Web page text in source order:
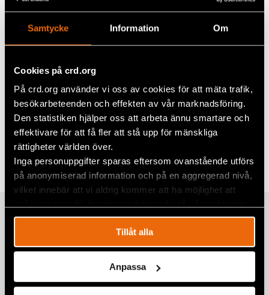
Samtycke Information Om
Cookies på crd.org
På crd.org använder vi oss av cookies för att mäta trafik,
besökarbeteenden och effekten av vår marknadsföring.
Den statistiken hjälper oss att arbeta ännu smartare och
effektivare för att få fler att stå upp för mänskliga
rättigheter världen över.
Inga personuppgifter sparas eftersom ovanstående utförs
på anonymiserad information och på en aggregerad nivå,
vilket innebär att vi aldrig kommer att ha möjlighet att
Tillåt alla
Anpassa
2025
Utmärkelsen Civil Rights Defender of the Year
Award går i år till Syrian Center for Media and
till Stockholm i maj för att ta emot priset
tillsammans med kollegor från organisationen.
Dela
Facebook
Twitter
TaggarAktuellt
Relaterade artiklar
Banbrytande förhandling om
immunitet i al-Assad-fallet